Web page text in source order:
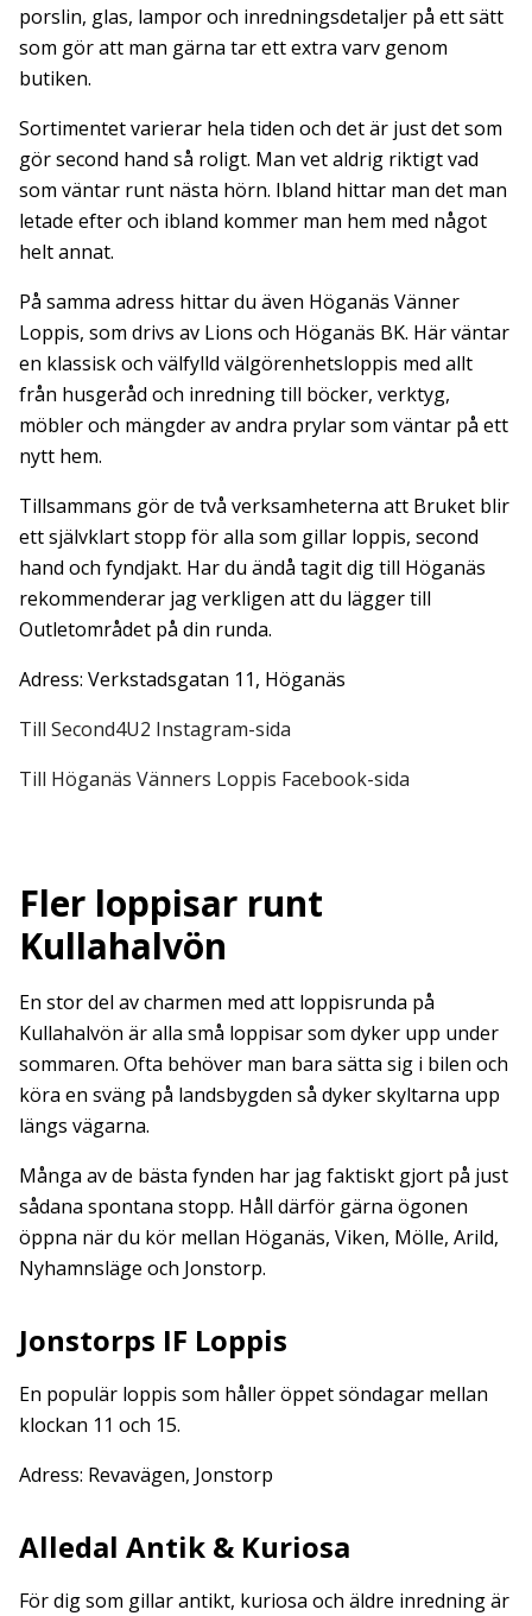
porslin, glas, lampor och inredningsdetaljer på ett sätt
som gör att man gärna tar ett extra varv genom
butiken.
Sortimentet varierar hela tiden och det är just det som
gör second hand så roligt. Man vet aldrig riktigt vad
som väntar runt nästa hörn. Ibland hittar man det man
letade efter och ibland kommer man hem med något
helt annat.
På samma adress hittar du även Höganäs Vänner
Loppis, som drivs av Lions och Höganäs BK. Här väntar
en klassisk och välfylld välgörenhetsloppis med allt
från husgeråd och inredning till böcker, verktyg,
möbler och mängder av andra prylar som väntar på ett
nytt hem.
Tillsammans gör de två verksamheterna att Bruket blir
ett självklart stopp för alla som gillar loppis, second
hand och fyndjakt. Har du ändå tagit dig till Höganäs
rekommenderar jag verkligen att du lägger till
Outletområdet på din runda.
Adress: Verkstadsgatan 11, Höganäs
Till Second4U2 Instagram-sida
Till Höganäs Vänners Loppis Facebook-sida
Fler loppisar runt
Kullahalvön
En stor del av charmen med att loppisrunda på
Kullahalvön är alla små loppisar som dyker upp under
sommaren. Ofta behöver man bara sätta sig i bilen och
köra en sväng på landsbygden så dyker skyltarna upp
längs vägarna.
Många av de bästa fynden har jag faktiskt gjort på just
sådana spontana stopp. Håll därför gärna ögonen
öppna när du kör mellan Höganäs, Viken, Mölle, Arild,
Nyhamnsläge och Jonstorp.
Jonstorps IF Loppis
En populär loppis som håller öppet söndagar mellan
klockan 11 och 15.
Adress: Revavägen, Jonstorp
Alledal Antik & Kuriosa
För dig som gillar antikt, kuriosa och äldre inredning är